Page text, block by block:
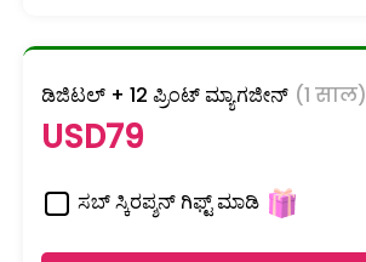
ಡಿಜಿಟಲ್ + 12 ಪ್ರಿಂಟ್ ಮ್ಯಾಗಜೀನ್ (1 साल)
USD79
ಸಬ್ ಸ್ಕಿರಪ್ಶನ್ ಗಿಫ್ಟ್ ಮಾಡಿ